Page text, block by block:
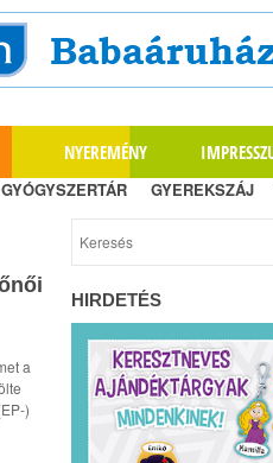
NYEREMÉNY
GYÓGYSZERTÁR GYEREKSZÁJ
a
)
HIRDETÉS